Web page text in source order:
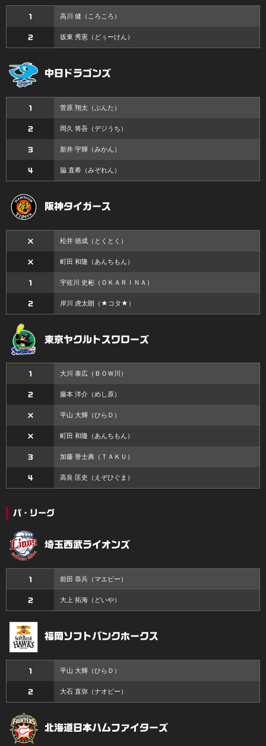
1 高川 健 （ころころ）
2 坂東 秀憲 （どぅーけん）
中日ドラゴンズ
1 菅原 翔太 （ぶんた）
2 岡久 将吾 （デジうち）
3 新井 宇輝 （みかん）
4 脇 直希 （みぞれん）
阪神タイガース
× 松井 徳成 （とくとく）
× 町田 和隆 （あんちもん）
1 宇佐川 史彬 （ＯＫＡＲＩＮＡ）
2 岸川 虎太朗 （★コタ★）
東京ヤクルトスワローズ
1 大川 泰広 （ＢＯＷ川）
2 藤本 洋介 （めし原）
× 平山 大輝 （ひらＤ）
× 町田 和隆 （あんちもん）
3 加藤 誉士典 （ＴＡＫＵ）
4 高良 匡史 （えぞひぐま）
パ・リーグ
埼玉西武ライオンズ
1 前田 恭兵 （マエピー）
2 大上 拓海 （どいや）
福岡ソフトバンクホークス
1 平山 大輝 （ひらＤ）
2 大石 直弥 （ナオピー）
北海道日本ハムファイターズ